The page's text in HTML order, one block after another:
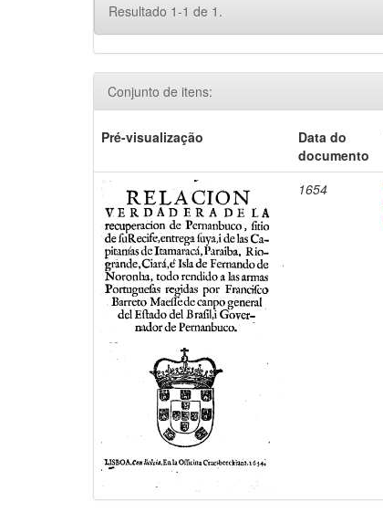
Resultado 1-1 de 1.
Conjunto de itens:
Pré-visualização
Data do
documento
1654